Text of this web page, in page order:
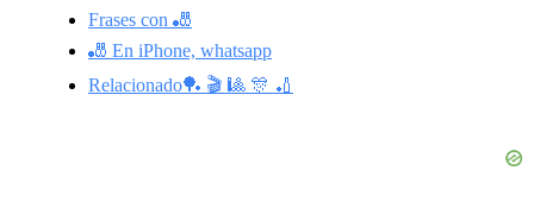
Frases con 🎳
🎳 En iPhone, whatsapp
Relacionado🏓 🎬 🎱 🎊 🏏